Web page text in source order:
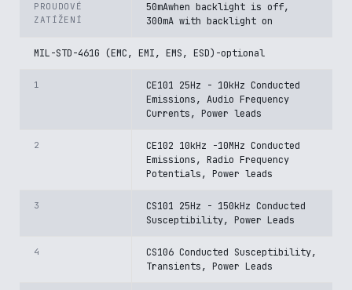
PROUDOVÉ
ZATÍŽENÍ
50mAwhen backlight is off,
300mA with backlight on
MIL-STD-461G (EMC, EMI, EMS, ESD)-optional
1
CE101 25Hz - 10kHz Conducted
Emissions, Audio Frequency
Currents, Power leads
2
CE102 10kHz -10MHz Conducted
Emissions, Radio Frequency
Potentials, Power leads
3
CS101 25Hz - 150kHz Conducted
Susceptibility, Power Leads
4
CS106 Conducted Susceptibility,
Transients, Power Leads